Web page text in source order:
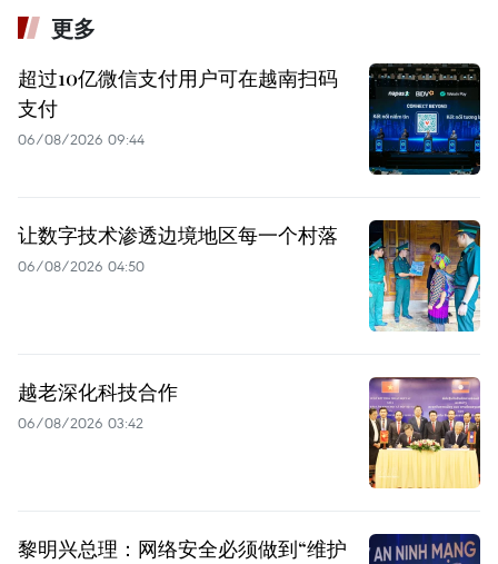
更多
超过10亿微信支付用户可在越南扫码
支付
06/08/2026 09:44
让数字技术渗透边境地区每一个村落
06/08/2026 04:50
越老深化科技合作
06/08/2026 03:42
黎明兴总理：网络安全必须做到“维护